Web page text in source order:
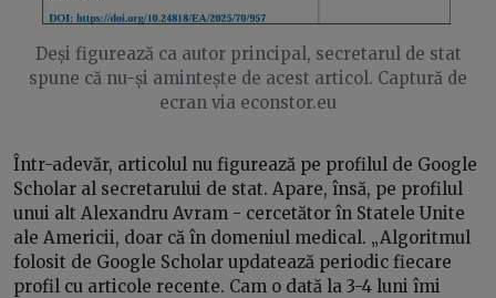
Deși figurează ca autor principal, secretarul de stat
spune că nu-și amintește de acest articol. Captură de
ecran via econstor.eu
Într-adevăr, articolul nu figurează pe profilul de Google
Scholar al secretarului de stat. Apare, însă, pe profilul
unui alt Alexandru Avram - cercetător în Statele Unite
ale Americii, doar că în domeniul medical. „Algoritmul
folosit de Google Scholar updatează periodic fiecare
profil cu articole recente. Cam o dată la 3-4 luni îmi